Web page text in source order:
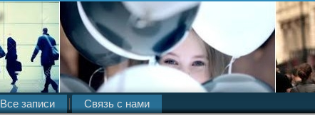
Все записи Связь с нами